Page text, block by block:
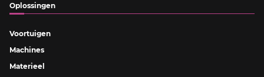
Oplossingen
Voortuigen
Machines
Materieel